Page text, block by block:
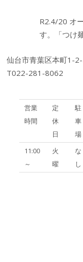
R2.4/20 オ
す。「つけ
仙台市青葉区本町1-
T022-281-8062
営業
時間
定
休
日
駐
車
場
11:00
～
火
曜
な
し